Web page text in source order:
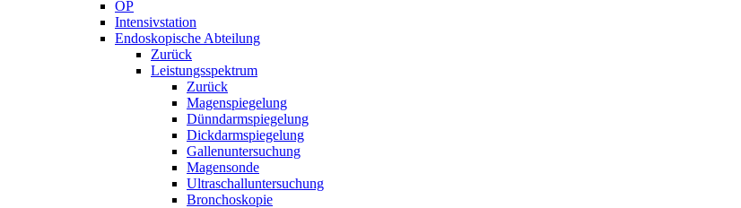
OP
Intensivstation
Endoskopische Abteilung
Zurück
Leistungsspektrum
Zurück
Magenspiegelung
Dünndarmspiegelung
Dickdarmspiegelung
Gallenuntersuchung
Magensonde
Ultraschalluntersuchung
Bronchoskopie